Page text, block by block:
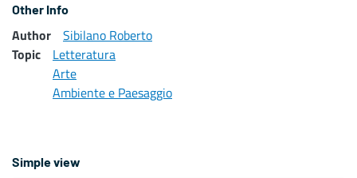
Other Info
Author
Sibilano Roberto
Topic
Letteratura
Arte
Ambiente e Paesaggio
Simple view